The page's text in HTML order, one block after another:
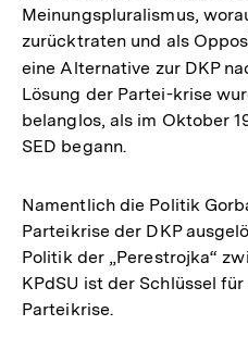
Meinungspluralismus,
zurücktraten und als
eine Alternative zur DKP
Lösung der Partei-krise
belanglos, als im Oktober
SED begann.
Namentlich die Politik
Parteikrise der DKP
Politik der „Perestrojka“
KPdSU ist der Schlüssel
Parteikrise.